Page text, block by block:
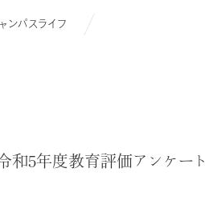
ンパスライフ
和5年度教育評価アンケート